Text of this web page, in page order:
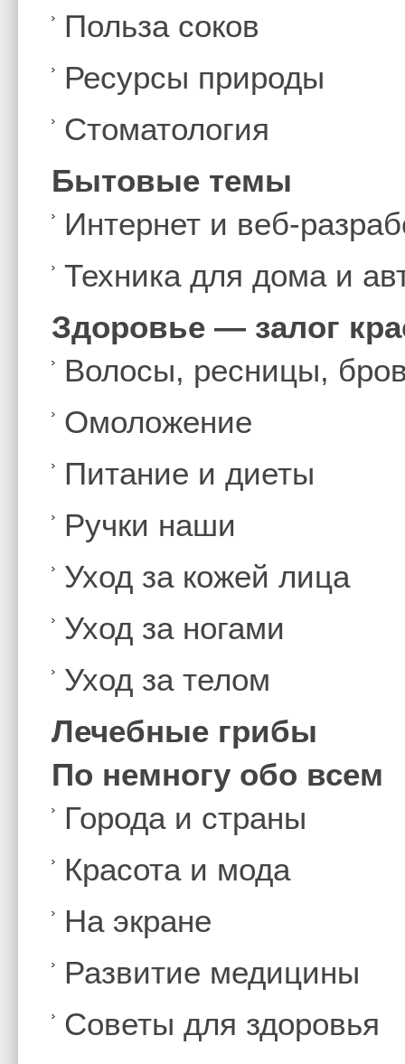
Польза соков
Ресурсы природы
Стоматология
Бытовые темы
Интернет и веб-
Техника для дома и
Здоровье — залог
Волосы, ресницы,
Омоложение
Питание и диеты
Ручки наши
Уход за кожей лица
Уход за ногами
Уход за телом
Лечебные грибы
По немногу обо всем
Города и страны
Красота и мода
На экране
Развитие медицины
Советы для здоровья